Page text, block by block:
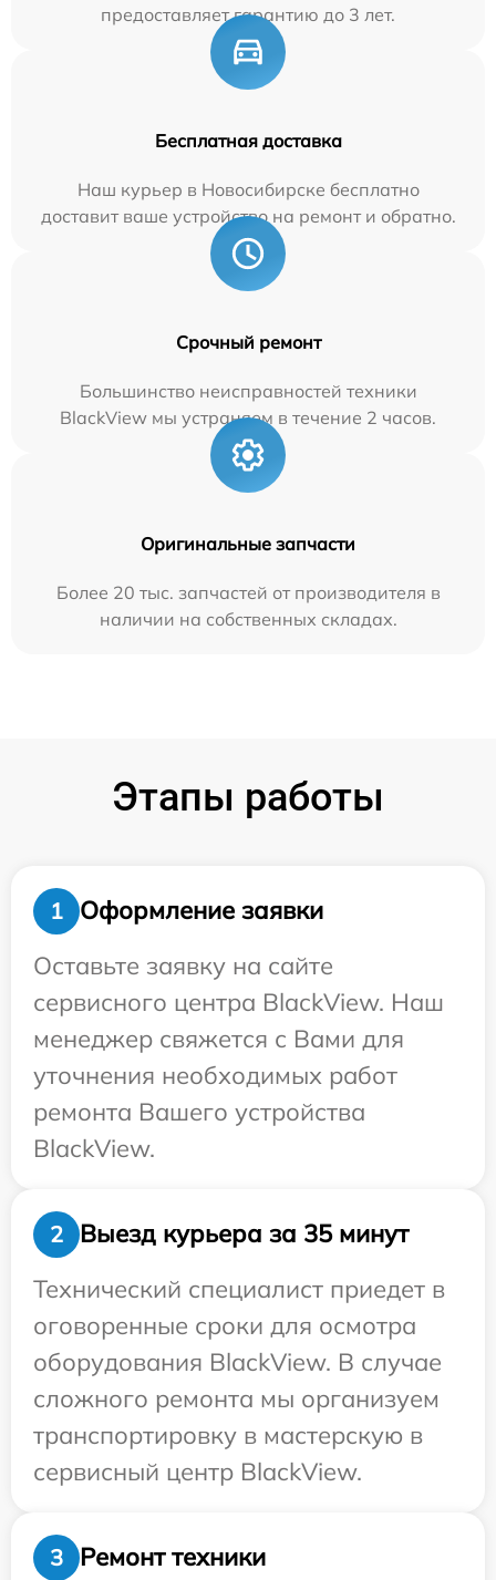
предоставляет гарантию до 3 лет.
Бесплатная доставка
Наш курьер в Новосибирске бесплатно
доставит ваше устройство на ремонт и обратно.
Срочный ремонт
Большинство неисправностей техники
BlackView мы устраняем в течение 2 часов.
Оригинальные запчасти
Более 20 тыс. запчастей от производителя в
наличии на собственных складах.
Этапы работы
1
Оформление заявки
Оставьте заявку на сайте
сервисного центра BlackView. Наш
менеджер свяжется с Вами для
уточнения необходимых работ
ремонта Вашего устройства
BlackView.
2
Выезд курьера за 35 минут
Технический специалист приедет в
оговоренные сроки для осмотра
оборудования BlackView. В случае
сложного ремонта мы организуем
транспортировку в мастерскую в
сервисный центр BlackView.
3 Ремонт техники